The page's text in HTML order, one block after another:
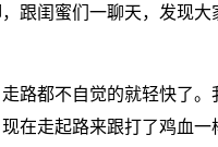
跟闺蜜们一聊天，发现
路都不自觉的就轻快了
在走起路来跟打了鸡血